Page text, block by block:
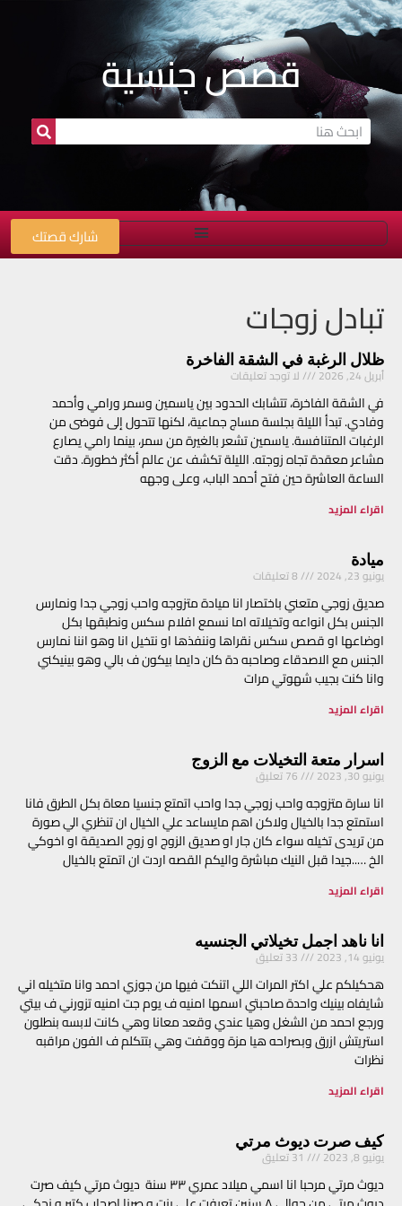
قصص جنسية
شارك قصتك
تبادل زوجات
ظلال الرغبة في الشقة الفاخرة
أبريل 24, 2026 لا توجد تعليقات
في الشقة الفاخرة، تتشابك الحدود بين ياسمين وسمر ورامي وأحمد
وفادي. تبدأ الليلة بجلسة مساج جماعية، لكنها تتحول إلى فوضى من
الرغبات المتنافسة. ياسمين تشعر بالغيرة من سمر، بينما رامي يصارع
مشاعر معقدة تجاه زوجته. الليلة تكشف عن عالم أكثر خطورة. ‎دقت
الساعة العاشرة حين فتح أحمد الباب، وعلى وجهه
اقراء المزيد
ميادة
يونيو 23, 2024
صديق زوجي متعني باختصار انا ميادة متزوجه واحب زوجي جدا ونمارس
الجنس بكل انواعه وتخيلاته اما نسمع افلام سكس ونطبقها بكل
اوضاعها او قصص سكس نقراها وننفذها او نتخيل انا وهو اننا نمارس
الجنس مع الاصدقاء وصاحبه دة كان دايما بيكون ف بالي وهو بينيكني
وانا كنت بجيب شهوتي مرات
اقراء المزيد
اسرار متعة التخيلات مع الزوج
يونيو 30, 2023
انا سارة متزوجه واحب زوجي جدا واحب اتمتع جنسيا معاة بكل الطرق فانا
استمتع جدا بالخيال ولاكن اهم مايساعد علي الخيال ان تنظري الي صورة
من تريدى تخيله سواء كان جار او صديق الزوج او زوج الصديقة او اخوكي
الخ …..جيدا قبل النيك مباشرة واليكم القصه اردت ان اتمتع بالخيال
اقراء المزيد
انا ناهد اجمل تخيلاتي الجنسيه
يونيو 14, 2023
هحكيلكم علي اكتر المرات اللي اتنكت فيها من جوزي احمد وانا متخيله اني
شايفاه بينيك واحدة صاحبتي اسمها امنيه ف يوم جت امنيه تزورني ف بيتي
ورجع احمد من الشغل وهيا عندي وقعد معانا وهي كانت لابسه بنطلون
استريتش ازرق وبصراحه هيا مزة ووقفت وهي بتتكلم ف الفون مراقبه
نظرات
اقراء المزيد
كيف صرت ديوث مرتي
يونيو 8, 2023
ديوث مرتي مرحبا انا اسمي ميلاد عمري ٣٣ سنة ديوث مرتي كيف صرت